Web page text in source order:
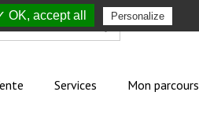
Services Mon parcours
OK, accept all Personalize